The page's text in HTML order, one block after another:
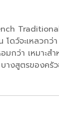
โดว์จะเหลวก
มกว่า เหมาะส
งสูตรของครัว